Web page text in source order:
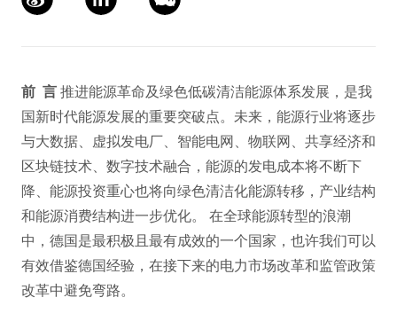
前 言推进能源革命及绿色低碳清洁能源体系发展，是我
国新时代能源发展的重要突破点。未来，能源行业将逐步
与大数据、虚拟发电厂、智能电网、物联网、共享经济和
区块链技术、数字技术融合，能源的发电成本将不断下
降、能源投资重心也将向绿色清洁化能源转移，产业结构
和能源消费结构进一步优化。 在全球能源转型的浪潮
中，德国是最积极且最有成效的一个国家，也许我们可以
有效借鉴德国经验，在接下来的电力市场改革和监管政策
改革中避免弯路。